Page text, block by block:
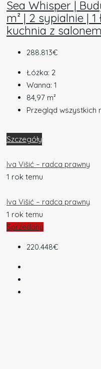
Sea Whisper |
m² | 2 sypialnie |
kuchnia z
288.813€
Łóżka: 2
Wanna: 1
84,97 m²
Przegląd wszystkich
Szczegóły
Iva Višić – radca prawny
1 rok temu
Iva Višić – radca prawny
1 rok temu
Sprzedany
220.448€